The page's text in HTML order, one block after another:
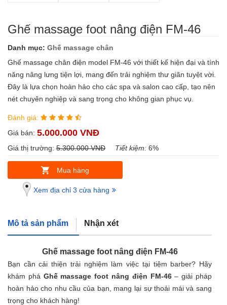
Ghế massage foot nâng điện FM-46
Danh mục: Ghế massage chân
Ghế massage chân điện model FM-46 với thiết kế hiện đại và tính
năng nâng lưng tiện lợi, mang đến trải nghiệm thư giãn tuyệt vời.
Đây là lựa chọn hoàn hảo cho các spa và salon cao cấp, tạo nên
nét chuyên nghiệp và sang trọng cho không gian phục vụ.
Đánh giá:
Giá bán: 5.000.000 VNĐ
Giá thị trường: 5.300.000 VNĐ Tiết kiệm: 6%
Mua hàng
Xem địa chỉ 3 cửa hàng
Mô tả sản phẩm Nhận xét
Ghế massage foot nâng điện FM-46
Bạn cần cải thiện trải nghiệm làm việc tại tiệm barber? Hãy
khám phá Ghế massage foot nâng điện FM-46– giải pháp
hoàn hảo cho nhu cầu của bạn, mang lại sự thoải mái và sang
trọng cho khách hàng!